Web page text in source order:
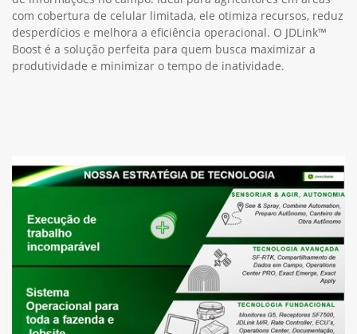
com cobertura de celular limitada, ele otimiza recursos, reduz
desperdícios e melhora a eficiência operacional. O JDLink™
Boost é a solução perfeita para quem busca maximizar a
produtividade e minimizar o tempo de inatividade.